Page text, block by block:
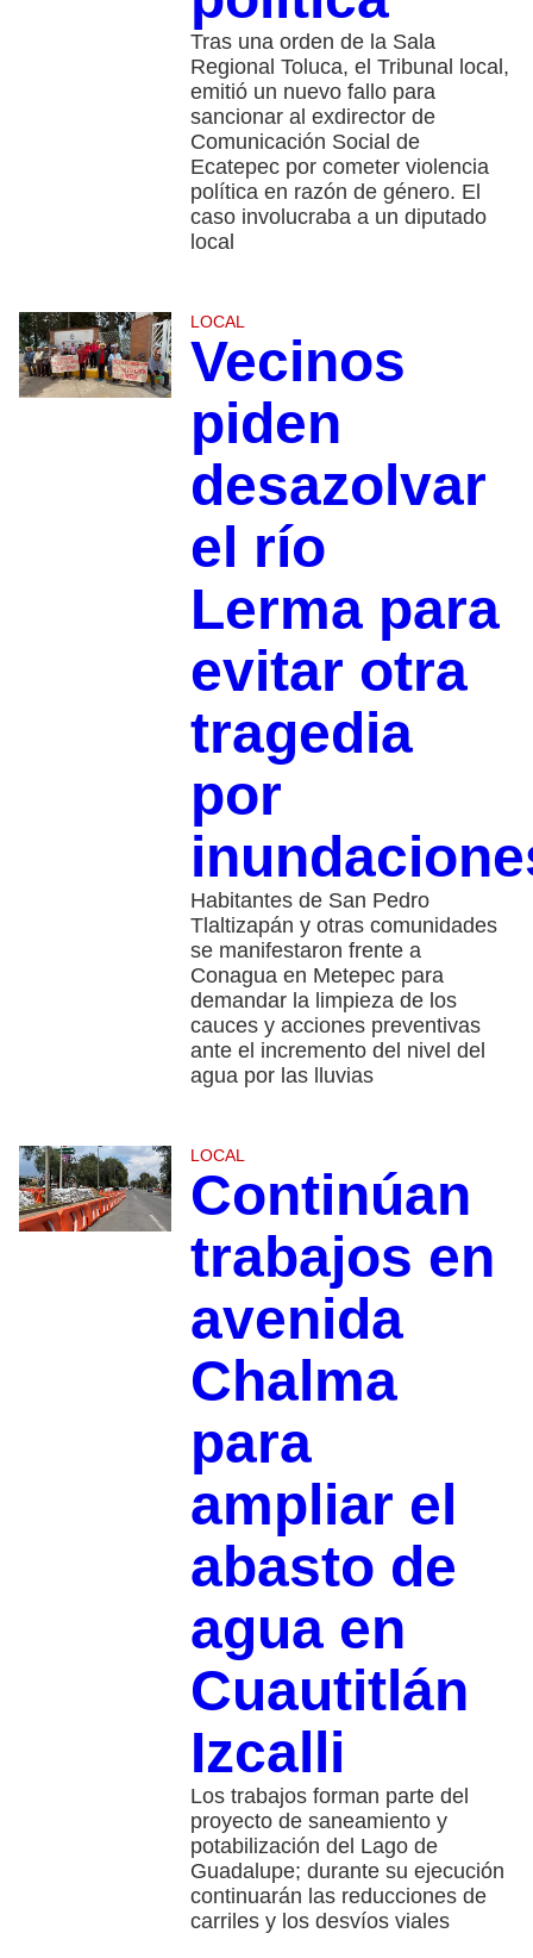
Tras una orden de la Sala
Regional Toluca, el Tribunal local,
emitió un nuevo fallo para
sancionar al exdirector de
Comunicación Social de
Ecatepec por cometer violencia
política en razón de género. El
caso involucraba a un diputado
local
LOCAL
Vecinos
piden
desazolvar
el río
Lerma para
evitar otra
tragedia
por
Habitantes de San Pedro
Tlaltizapán y otras comunidades
se manifestaron frente a
Conagua en Metepec para
demandar la limpieza de los
cauces y acciones preventivas
ante el incremento del nivel del
agua por las lluvias
LOCAL
Continúan
trabajos en
avenida
Chalma
para
ampliar el
abasto de
agua en
Cuautitlán
Izcalli
Los trabajos forman parte del
proyecto de saneamiento y
potabilización del Lago de
Guadalupe; durante su ejecución
continuarán las reducciones de
carriles y los desvíos viales